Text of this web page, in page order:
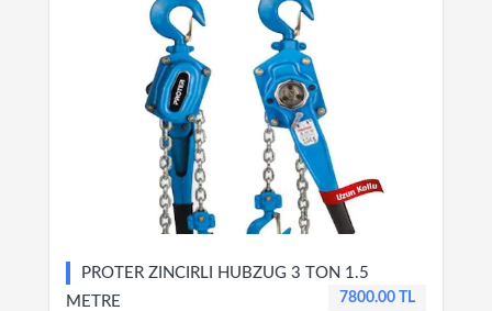
PROTER ZINCIRLI HUBZUG 3 TON 1.5
METRE
7800.00 TL